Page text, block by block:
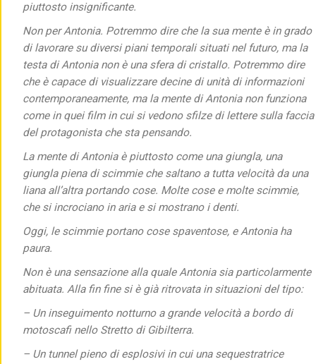
piuttosto insignificante.
Non per Antonia. Potremmo dire che la sua mente è in grado
di lavorare su diversi piani temporali situati nel futuro, ma la
testa di Antonia non è una sfera di cristallo. Potremmo dire
che è capace di visualizzare decine di unità di informazioni
contemporaneamente, ma la mente di Antonia non funziona
come in quei film in cui si vedono sfilze di lettere sulla faccia
del protagonista che sta pensando.
La mente di Antonia è piuttosto come una giungla, una
giungla piena di scimmie che saltano a tutta velocità da una
liana all’altra portando cose. Molte cose e molte scimmie,
che si incrociano in aria e si mostrano i denti.
Oggi, le scimmie portano cose spaventose, e Antonia ha
paura.
Non è una sensazione alla quale Antonia sia particolarmente
abituata. Alla fin fine si è già ritrovata in situazioni del tipo:
– Un inseguimento notturno a grande velocità a bordo di
motoscafi nello Stretto di Gibilterra.
– Un tunnel pieno di esplosivi in cui una sequestratrice